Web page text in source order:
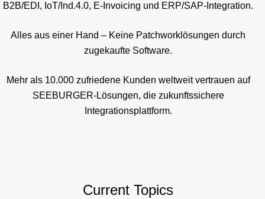
B2B/EDI, IoT/Ind.4.0, E-Invoicing und ERP/SAP-Integration.
Alles aus einer Hand – Keine Patchworklösungen durch
zugekaufte Software.
Mehr als 10.000 zufriedene Kunden weltweit vertrauen auf
SEEBURGER-Lösungen, die zukunftssichere
Integrationsplattform.
Current Topics